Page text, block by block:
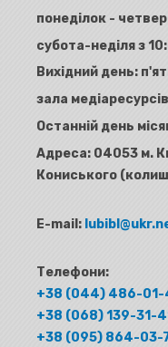
понеділок -
субота-неділя з
Вихідний день:
зала
Останній день
Адреса: 04053 м.
Кониського
E-mail:
Телефони:
+38 (044) 486-01-
+38 (068) 139-31-
+38 (095) 864-03-